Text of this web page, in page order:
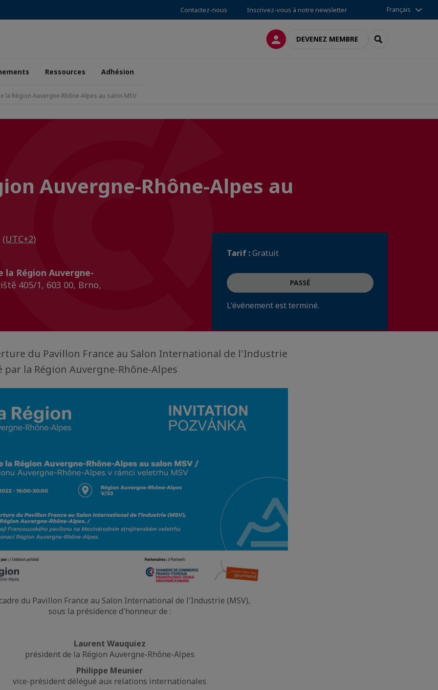
Contactez-nous Inscrivez-vous à notre newsletter Français
CONNEXIONDEVENEZ MEMBRE RECHERCHER
Ressources Adhésion
la Région Auvergne-Rhône-Alpes au salon MSV
Auvergne-Rhône-Alpes au
(UTC+2)
Région Auvergne-
405/1, 603 00, Brno,
Tarif :Gratuit
PASSÉ
L'événement est terminé.
du Pavillon France au Salon International de l'Industrie
par la Région Auvergne-Rhône-Alpes
du Pavillon France au Salon International de l'Industrie (MSV),
sous la présidence d'honneur de :
Laurent Wauquiez
président de la Région Auvergne-Rhône-Alpes
Philippe Meunier
vice-président délégué aux relations internationales